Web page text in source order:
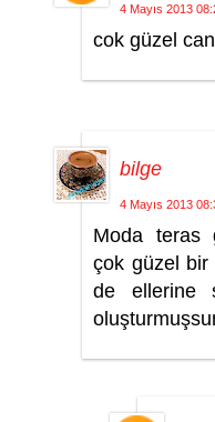
4 Mayıs 2013
cok güzel
bilge
4 Mayıs 2013
Moda teras
çok güzel bir
de ellerine